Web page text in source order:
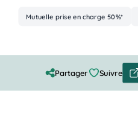
Mutuelle prise en charge 50%*
Partager Suivre